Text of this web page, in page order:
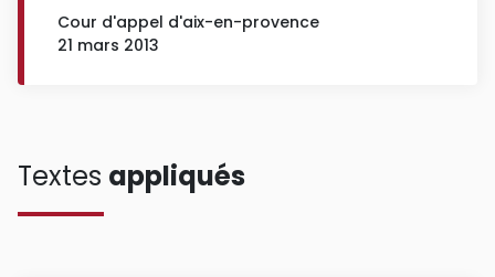
Cour d'appel d'aix-en-provence
21 mars 2013
Textes appliqués